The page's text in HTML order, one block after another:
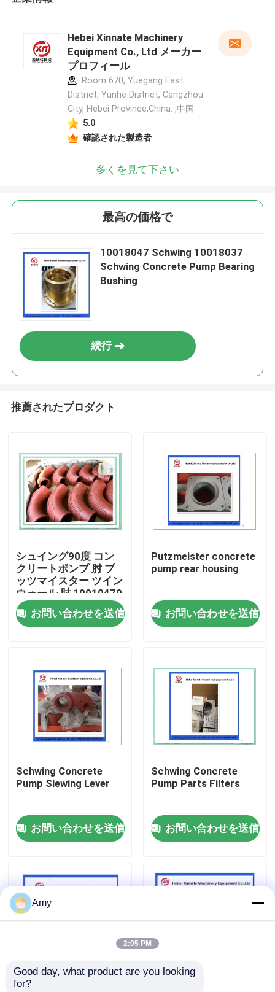
製品
ビデオ
会社案内
品質管理
見積依頼
Putzmeisterの具体的なポンプ部品
Schwingの具体的なポンプ部品
Hebei Xinnate Machinery
Equipment Co., Ltd メーカー
プロフィール
Room 670, Yuegang East
District, Yunhe District, Cangzhou
City, Hebei Province,China. ,中国
5.0
確認された製造者
多くを見て下さい
最高の価格で
10018047 Schwing 10018037
Schwing Concrete Pump Bearing
Bushing
続行
推薦されたプロダクト
シュイング90度 コン
クリートポンプ 肘 プ
ッツマイスター ツイン
ウォール 肘 10010479
お問い合わせを送信
Putzmeister concrete
pump rear housing
お問い合わせを送信
Schwing Concrete
Pump Slewing Lever
お問い合わせを送信
Schwing Concrete
Pump Parts Filters
お問い合わせを送信
10073397 Schwing
Amy
2:05 PM
Good day, what product are you looking
for?